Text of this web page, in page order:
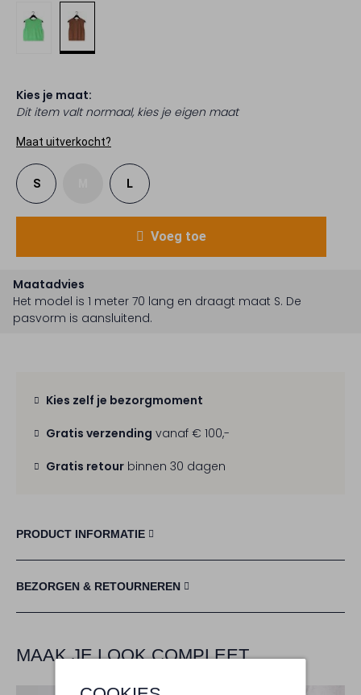
Kies je maat:
Dit item valt normaal, kies je eigen maat
Maat uitverkocht?
S L
Voeg toe
Maatadvies
Het model is 1 meter 70 lang en draagt maat S. De
pasvorm is aansluitend.
Kies zelf je bezorgmoment
Gratis verzending vanaf € 100,-
Gratis retour binnen 30 dagen
PRODUCT INFORMATIE
BEZORGEN & RETOURNEREN
MAAK JE LOOK COMPLEET